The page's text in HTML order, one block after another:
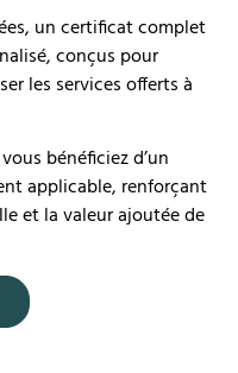
un certificat complet
conçus pour
les services offerts à
bénéficiez d’un
applicable, renforçant
et la valeur ajoutée de